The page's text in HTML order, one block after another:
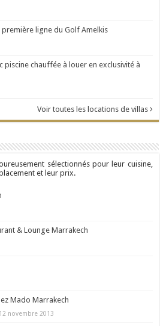
première ligne du Golf Amelkis
piscine chauffée à louer en exclusivité à
Voir toutes les locations de villas
sélectionnés pour leur cuisine,
et leur prix.
& Lounge Marrakech
Mado Marrakech
12 novembre 2013